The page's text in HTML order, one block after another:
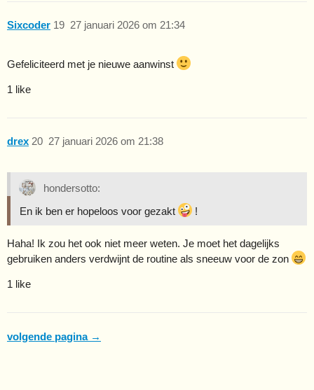
Sixcoder 27 januari 2026 om 21:34
19
Gefeliciteerd met je nieuwe aanwinst
1 like
drex 27 januari 2026 om 21:38
20
hondersotto:
En ik ben er hopeloos voor gezakt
!
Haha! Ik zou het ook niet meer weten. Je moet het dagelijks
gebruiken anders verdwijnt de routine als sneeuw voor de zon
1 like
volgende pagina →